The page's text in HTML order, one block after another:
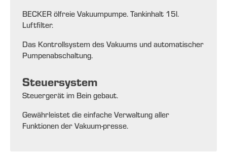
BECKER ölfreie Vakuumpumpe. Tankinhalt 15l.
Luftfilter.
Das Kontrollsystem des Vakuums und automatischer
Pumpenabschaltung.
Steuersystem
Steuergerät im Bein gebaut.
Gewährleistet die einfache Verwaltung aller
Funktionen der Vakuum-presse.